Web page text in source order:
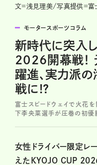
文=浅見理美/写真提供=富士
モータースポーツコラム
新時代に突入
2026開幕戦！
躍進、実力派
戦に!?
富士スピードウェイで火花
下李央菜選手が圧巻の初優
女性ドライバー限定レ
えたKYOJO CUP